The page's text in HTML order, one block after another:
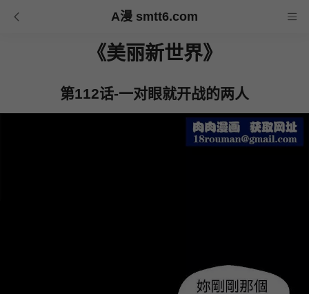
A漫 smtt6.com
《美丽新世界》
第112话-一对眼就开战的两人